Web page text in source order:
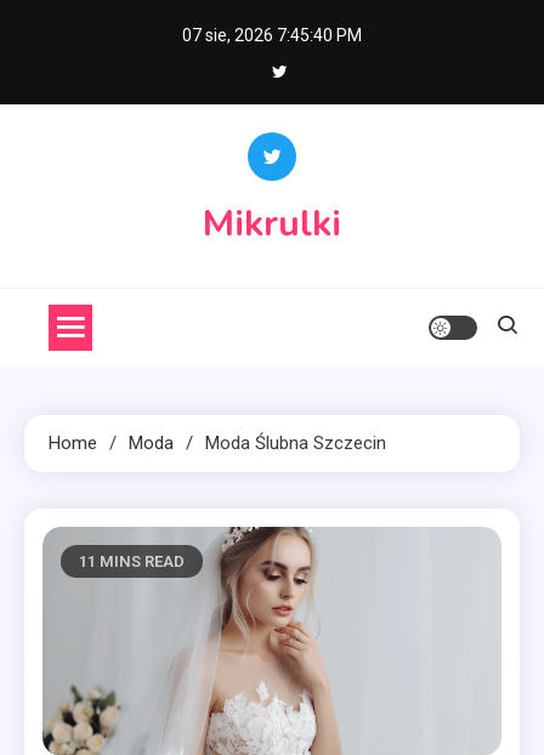
07 sie, 2026 7:45:41 PM
Mikrulki
Home Moda Moda Ślubna Szczecin
11 MINS READ